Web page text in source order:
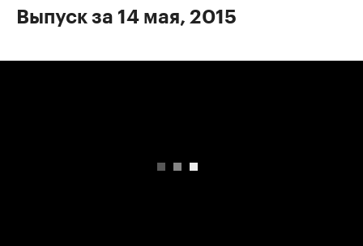
Выпуск за 14 мая, 2015